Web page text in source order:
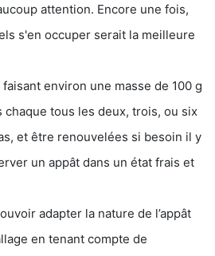
attention. Encore une fois,
s'en occuper serait la meilleure
faisant environ une masse de 100 g
tous les deux, trois, ou six
et être renouvelées si besoin il y
un appât dans un état frais et
adapter la nature de l’appât
en tenant compte de